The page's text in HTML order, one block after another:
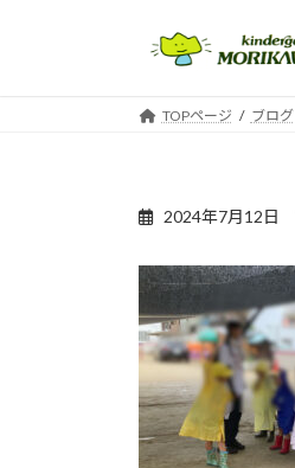
TOPページ ブログ
2024年7月12日